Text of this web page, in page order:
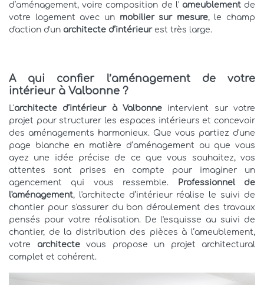
d’aménagement, voire composition de l' ameublement de
votre logement avec un mobilier sur mesure, le champ
d'action d'un architecte d’intérieur est très large.
A qui confier l’aménagement de votre
intérieur à Valbonne ?
L'architecte d’intérieur à Valbonne intervient sur votre
projet pour structurer les espaces intérieurs et concevoir
des aménagements harmonieux. Que vous partiez d'une
page blanche en matière d’aménagement ou que vous
ayez une idée précise de ce que vous souhaitez, vos
attentes sont prises en compte pour imaginer un
agencement qui vous ressemble. Professionnel de
l'aménagement, l'architecte d’intérieur réalise le suivi de
chantier pour s'assurer du bon déroulement des travaux
pensés pour votre réalisation. De l'esquisse au suivi de
chantier, de la distribution des pièces à l’ameublement,
votre architecte vous propose un projet architectural
complet et cohérent.